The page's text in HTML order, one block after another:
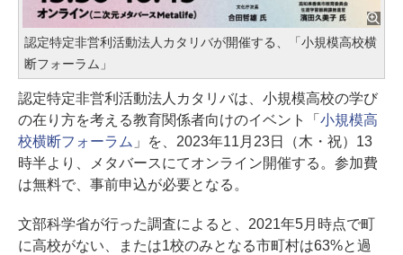
認定特定非営利活動法人カタリバが開催する、「小規模高校横
断フォーラム」
認定特定非営利活動法人カタリバは、小規模高校の学び
の在り方を考える教育関係者向けのイベント「 小規模高
校横断フォーラム 」を、2023年11月23日（木・祝）13
時半より、メタバースにてオンライン開催する。参加費
は無料で、事前申込が必要となる。
文部科学省が行った調査によると、2021年5月時点で町
に高校がない、または1校のみとなる市町村は63%と過